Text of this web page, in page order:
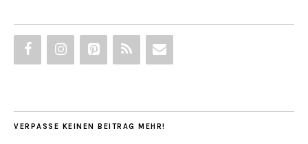
VERPASSE KEINEN BEITRAG MEHR!